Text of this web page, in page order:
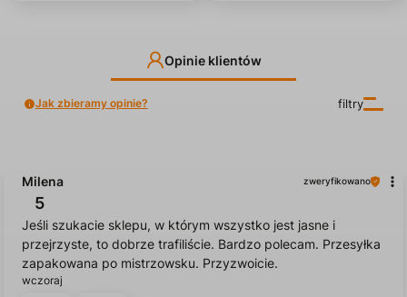
Opinie klientów
filtry
Jak zbieramy opinie?
Milena zweryfikowano
5
Jeśli szukacie sklepu, w którym wszystko jest jasne i
przejrzyste, to dobrze trafiliście. Bardzo polecam. Przesyłka
zapakowana po mistrzowsku. Przyzwoicie.
wczoraj